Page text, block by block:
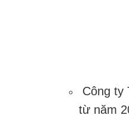
Công ty
từ năm